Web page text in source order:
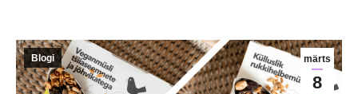
märts
8
Blogi